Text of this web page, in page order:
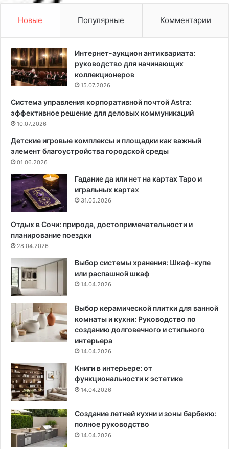
с
н
м
а
т
р
и
а
ы
и
й
н
п
к
т
и
е
с
к
а
с
п
е
к
т
ы
т
Новые Популярные Комментарии
Интернет-аукцион антиквариата:
руководство для начинающих
коллекционеров
15.07.2026
Система управления корпоративной почтой Astra:
эффективное решение для деловых коммуникаций
10.07.2026
Детские игровые комплексы и площадки как важный
элемент благоустройства городской среды
01.06.2026
Гадание да или нет на картах Таро и
игральных картах
31.05.2026
Отдых в Сочи: природа, достопримечательности и
планирование поездки
28.04.2026
Выбор системы хранения: Шкаф-купе
или распашной шкаф
14.04.2026
Выбор керамической плитки для ванной
комнаты и кухни: Руководство по
созданию долговечного и стильного
интерьера
14.04.2026
Книги в интерьере: от
функциональности к эстетике
14.04.2026
Создание летней кухни и зоны барбекю:
полное руководство
14.04.2026